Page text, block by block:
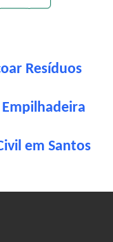
Resíduos
em Santos